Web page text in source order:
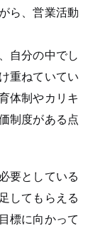
ら、営業活動
自分の中でし
重ねていてい
体制やカリキ
制度がある点
要としている
してもらえる
標に向かって